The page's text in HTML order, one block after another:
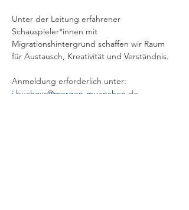
Unter der Leitung erfahrener
Schauspieler*innen mit
Migrationshintergrund schaffen wir Raum
für Austausch, Kreativität und Verständnis.
Anmeldung erforderlich unter:
j.buchova@morgen-muenchen.de